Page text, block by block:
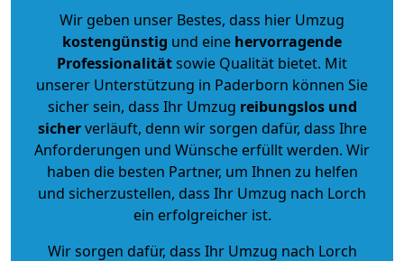
Wir geben unser Bestes, dass hier Umzug
kostengünstig und eine hervorragende
Professionalitätsowie Qualität bietet. Mit
unserer Unterstützung in Paderborn können Sie
sicher sein, dass Ihr Umzug reibungslos und
sicherverläuft, denn wir sorgen dafür, dass Ihre
Anforderungen und Wünsche erfüllt werden. Wir
haben die besten Partner, um Ihnen zu helfen
und sicherzustellen, dass Ihr Umzug nach Lorch
ein erfolgreicher ist.
Wir sorgen dafür, dass Ihr Umzug nach Lorch